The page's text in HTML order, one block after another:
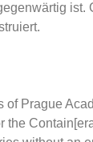
ist.
Prague
the